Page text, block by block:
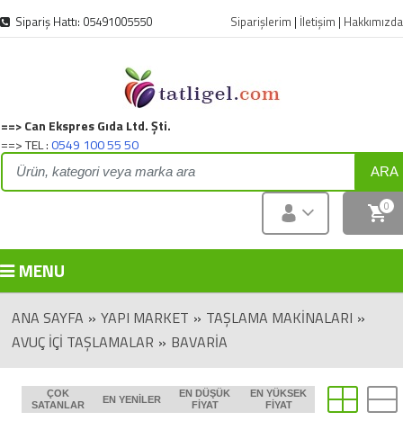
Sipariş Hattı: 05491005550 Siparişlerim | İletişim | Hakkımızda
Can Ekspres Gıda Ltd. Şti.
TEL :0549 100 55 50
ARA
0
MENU
ANA SAYFA » YAPI MARKET » TAŞLAMA MAKINALARI »
AVUÇ İÇI TAŞLAMALAR » BAVARIA
ÇOK
SATANLAR
EN YENILER
EN DÜŞÜK
FIYAT
EN YÜKSEK
FIYAT